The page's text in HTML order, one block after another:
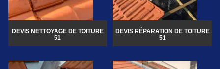
DEVIS NETTOYAGE DE TOITURE
51
DEVIS RÉPARATION DE TOITURE
51